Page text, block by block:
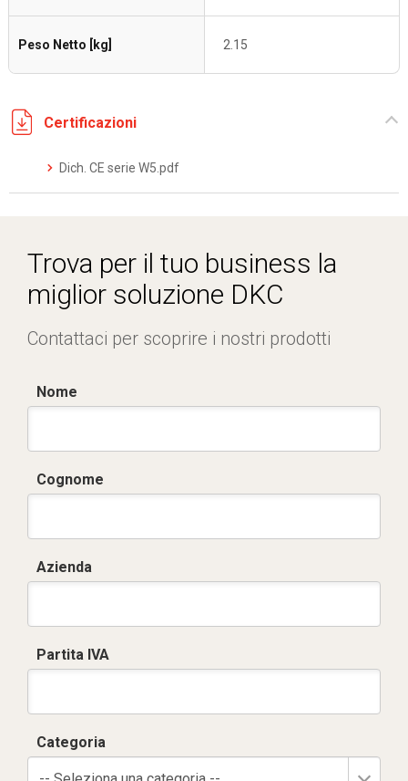
Peso Netto [kg] 2.15
Certificazioni
Dich. CE serie W5.pdf
Trova per il tuo business la
miglior soluzione DKC
Contattaci per scoprire i nostri prodotti
Nome
Cognome
Azienda
Partita IVA
Categoria